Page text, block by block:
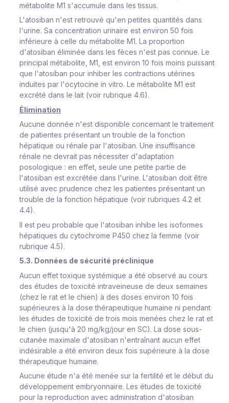
métabolite M1 s'accumule dans les tissus.
L'atosiban n'est retrouvé qu'en petites quantités dans
l'urine. Sa concentration urinaire est environ 50 fois
inférieure à celle du métabolite M1. La proportion
d'atosiban éliminée dans les fèces n'est pas connue. Le
principal métabolite, M1, est environ 10 fois moins puissant
que l'atosiban pour inhiber les contractions utérines
induites par l'ocytocine in vitro. Le métabolite M1 est
excrété dans le lait (voir rubrique 4.6).
Élimination
Aucune donnée n'est disponible concernant le traitement
de patientes présentant un trouble de la fonction
hépatique ou rénale par l'atosiban. Une insuffisance
rénale ne devrait pas nécessiter d'adaptation
posologique : en effet, seule une petite partie de
l'atosiban est excrétée dans l'urine. L'atosiban doit être
utilisé avec prudence chez les patientes présentant un
trouble de la fonction hépatique (voir rubriques 4.2 et
4.4).
Il est peu probable que l'atosiban inhibe les isoformes
hépatiques du cytochrome P450 chez la femme (voir
rubrique 4.5).
5.3. Données de sécurité préclinique
Aucun effet toxique systémique a été observé au cours
des études de toxicité intraveineuse de deux semaines
(chez le rat et le chien) à des doses environ 10 fois
supérieures à la dose thérapeutique humaine ni pendant
les études de toxicité de trois mois menées chez le rat et
le chien (jusqu'à 20 mg/kg/jour en SC). La dose sous-
cutanée maximale d'atosiban n'entraînant aucun effet
indésirable a été environ deux fois supérieure à la dose
thérapeutique humaine.
Aucune étude n'a été menée sur la fertilité et le début du
développement embryonnaire. Les études de toxicité
pour la reproduction avec administration d'atosiban